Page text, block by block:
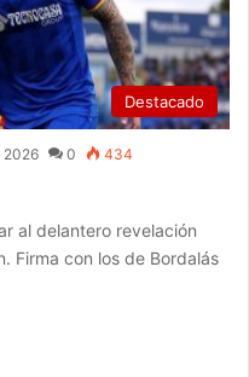
Destacado
2026 0 434
al delantero revelación
Firma con los de Bordalás